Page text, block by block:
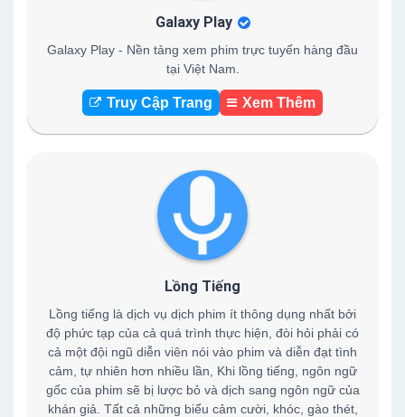
Galaxy Play
Galaxy Play - Nền tảng xem phim trực tuyến hàng đầu
tại Việt Nam.
Truy Cập Trang Xem Thêm
Lồng Tiếng
Lồng tiếng là dịch vụ dịch phim ít thông dụng nhất bởi
độ phức tạp của cả quá trình thực hiện, đòi hỏi phải có
cả một đội ngũ diễn viên nói vào phim và diễn đạt tình
cảm, tự nhiên hơn nhiều lần, Khi lồng tiếng, ngôn ngữ
gốc của phim sẽ bị lược bỏ và dịch sang ngôn ngữ của
khán giả. Tất cả những biểu cảm cười, khóc, gào thét,